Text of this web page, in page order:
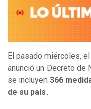
El pasado miércoles,
anunció un Decreto de
se incluyen 366
de su país.